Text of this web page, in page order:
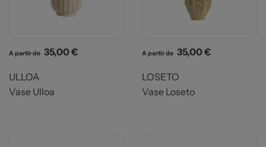
A partir de Prix
35,00 €
ULLOA
Vase Ulloa
A partir de Prix
35,00 €
LOSETO
Vase Loseto